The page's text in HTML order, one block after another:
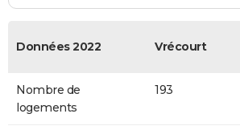
Données 2022 Vrécourt
Nombre de
logements
193